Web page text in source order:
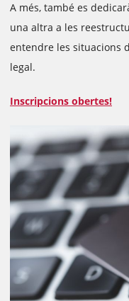
A més, també es
una altra a les
entendre les situacions
legal.
Inscripcions obertes!